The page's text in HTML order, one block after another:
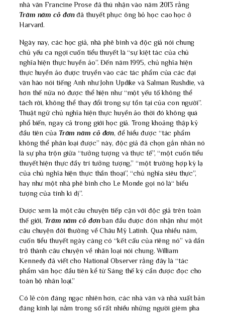
nhà văn Francine Prose đã thú nhận vào năm 2013 rằng
Trăm năm cô đơnđã thuyết phục ông bỏ học cao học ở
Harvard.
Ngày nay, các học giả, nhà phê bình và độc giả nói chung
chủ yếu ca ngợi cuốn tiểu thuyết là “sự kiệt tác của chủ
nghĩa hiện thực huyền ảo”. Đến năm 1995, chủ nghĩa hiện
thực huyền ảo được truyền vào các tác phẩm của các đại
văn hào nói tiếng Anh như John Updike và Salman Rushdie, và
hơn thế nữa nó được thể hiện như “một yếu tố không thể
tách rời, không thể thay đổi trong sự tồn tại của con người”.
Thuật ngữ chủ nghĩa hiện thực huyền ảo thời đó không quá
phổ biến, ngay cả trong giới học giả. Trong khoảng thập kỷ
đầu tiên của Trăm năm cô đơn, để hiểu được “tác phẩm
không thể phân loại được” này, độc giả đã chọn gắn nhãn nó
là sự pha trộn giữa “tưởng tượng và thực tế”, “một cuốn tiểu
thuyết hiện thực đầy trí tưởng tượng,” “một trường hợp kỳ lạ
của chủ nghĩa hiện thực thần thoại”, “chủ nghĩa siêu thực”,
hay như một nhà phê bình cho Le Monde gọi nó là“ biểu
tượng của tính kì dị”.
Được xem là một câu chuyện tiếp cận với độc giả trên toàn
thế giới,Trăm năm cô đơnban đầu được đón nhận như một
câu chuyện đời thường về Châu Mỹ Latinh. Qua nhiều năm,
cuốn tiểu thuyết ngày càng có “kết cấu của riêng nó” và dần
trở thành câu chuyện về nhân loại nói chung. William
Kennedy đã viết cho National Observer rằng đây là “tác
phẩm văn học đầu tiên kể từ Sáng thế ký cần được đọc cho
toàn bộ nhân loại.”
Có lẽ còn đáng ngạc nhiên hơn, các nhà văn và nhà xuất bản
đáng kính lại nằm trong số rất nhiều những người gièm pha